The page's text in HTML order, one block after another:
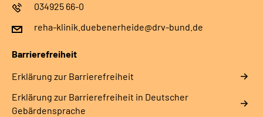
034925 66-0
reha-klinik.duebenerheide@drv-bund.de
Barrierefreiheit
Erklärung zur Barrierefreiheit
Erklärung zur Barrierefreiheit in Deutscher
Gebärdensprache